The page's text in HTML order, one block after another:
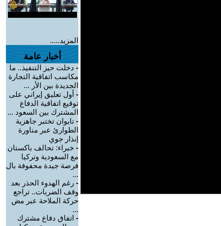
المزيد.....
أخبار عامة
- دخلت حيز التنفيذ.. ما
مكاسب اتفاقية التجارة
الجديدة بين الأر ...
- أول تعليق إيراني على
توقيع اتفاقية الدفاع
المشترك بين السعود ...
- تايوان تختبر جاهزية
الطوارئ عبر مناورة
إنذار جوي
- خبراء: تحالف باكستان
مع السعودية وتركيا
فرصة جيدة محفوفة بال
...
- رغم الهدوء الحذر بعد
وقف الضربات.. تراجع
حركة الملاحة عبر مض
...
- اتفاق دفاع مشترك